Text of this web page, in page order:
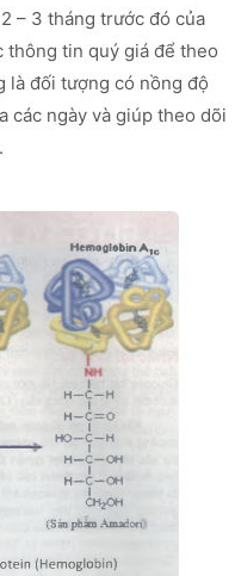
– 3 tháng trước đó của
thông tin quý giá để theo
là đối tượng có nồng độ
các ngày và giúp theo dõi